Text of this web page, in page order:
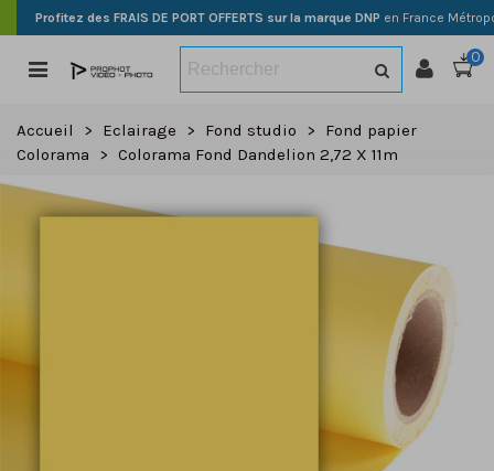
Profitez des FRAIS DE PORT OFFERTS sur la marque DNP en France
0
Accueil > Eclairage > Fond studio >
Fond papier
Colorama
> Colorama Fond Dandelion 2,72 X 11m